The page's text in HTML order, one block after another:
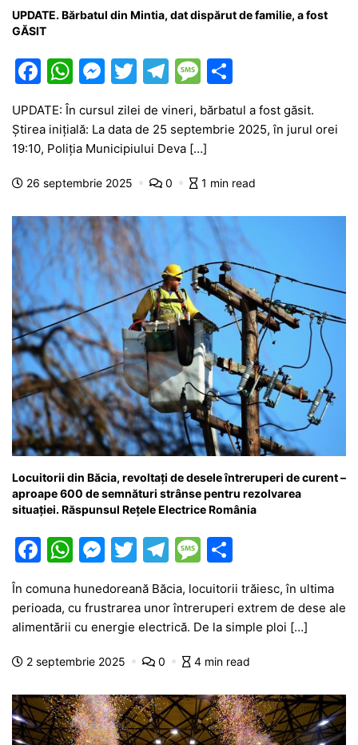
UPDATE. Bărbatul din Mintia, dat dispărut de familie, a fost
GĂSIT
F
c
e
b
o
o
k
W
at
s
A
p
p
M
s
s
e
g
er
T
itt
er
T
e
gr
a
m
M
s
s
a
e
ta
a
z
ă
UPDATE: În cursul zilei de vineri, bărbatul a fost găsit.
Știrea inițială: La data de 25 septembrie 2025, în jurul orei
19:10, Poliția Municipiului Deva […]
26 septembrie 2025 0 1 min read
Locuitorii din Băcia, revoltați de desele întreruperi de curent –
aproape 600 de semnături strânse pentru rezolvarea
situației. Răspunsul Rețele Electrice România
F
c
e
b
o
o
k
W
at
s
A
p
p
M
s
s
e
g
er
T
itt
er
T
e
gr
a
m
M
s
s
a
e
ta
je
a
z
ă
În comuna hunedoreană Băcia, locuitorii trăiesc, în ultima
perioada, cu frustrarea unor întreruperi extrem de dese ale
alimentării cu energie electrică. De la simple ploi […]
2 septembrie 2025 0 4 min read